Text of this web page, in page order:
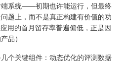
端系统——初期也许能运行，但最终
题上，而不是真正构建有价值的功
用的首月留存率普遍偏低，正是因
品）
个关键组件：动态优化的评测数据